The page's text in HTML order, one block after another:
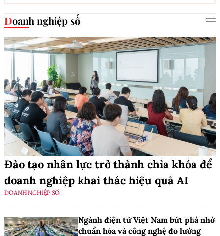
Doanh nghiệp số
Đào tạo nhân lực trở thành chìa khóa để
doanh nghiệp khai thác hiệu quả AI
DOANH NGHIỆP SỐ
Ngành điện tử Việt Nam bứt phá nhờ
chuẩn hóa và công nghệ đo lường